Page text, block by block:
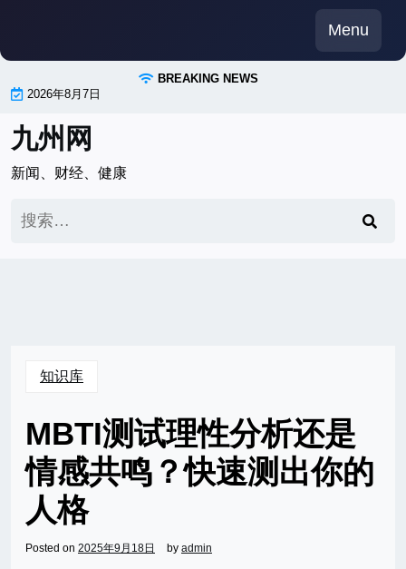
content
Menu
BREAKING NEWS
2026年8月7日
九州网
新闻、财经、健康
索：
知识库
MBTI测试理性分析还是
情感共鸣？快速测出你的
人格
Posted on 2025年9月18日 by admin